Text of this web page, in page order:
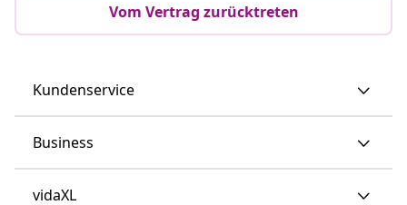
Vom Vertrag zurücktreten
Kundenservice
Business
vidaXL